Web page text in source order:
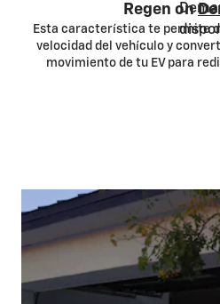
Regen on
Esta característica te permite
velocidad del vehículo y
movimiento de tu EV para